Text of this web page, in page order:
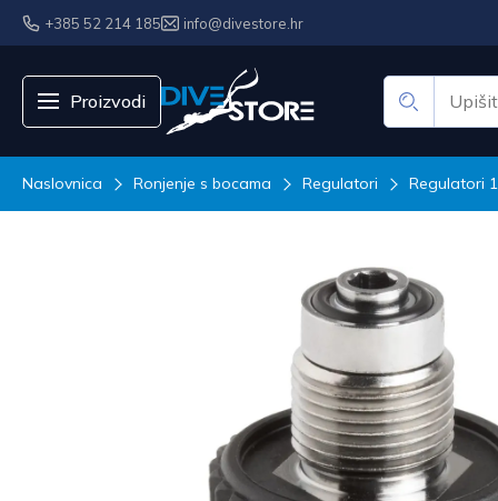
+385 52 214 185 info@divestore.hr
Proizvodi
Naslovnica Ronjenje s bocama Regulatori Regulatori